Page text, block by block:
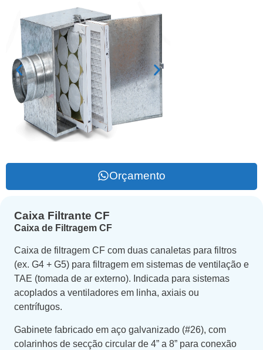
Orçamento
Caixa Filtrante CF
Caixa de Filtragem CF
Caixa de filtragem CF com duas canaletas para filtros
(ex. G4 + G5) para filtragem em sistemas de ventilação e
TAE (tomada de ar externo). Indicada para sistemas
acoplados a ventiladores em linha, axiais ou
centrífugos.
Gabinete fabricado em aço galvanizado (#26), com
colarinhos de secção circular de 4” a 8” para conexão